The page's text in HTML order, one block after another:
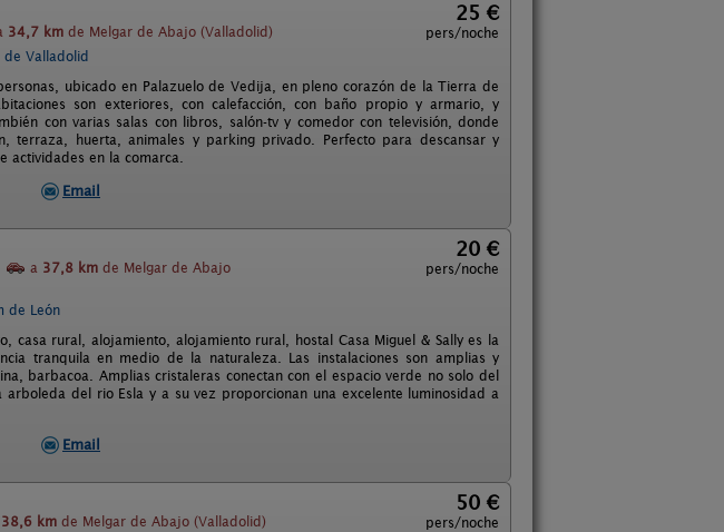
34,7 km de Melgar de Abajo (Valladolid)
25 €
pers/noche
Valladolid
ubicado en Palazuelo de Vedija, en pleno corazón de la Tierra de
son exteriores, con calefacción, con baño propio y armario, y
con varias salas con libros, salón-tv y comedor con televisión, donde
terraza, huerta, animales y parking privado. Perfecto para descansar y
en la comarca.
Email
a 37,8 km de Melgar de Abajo
20 €
pers/noche
de León
casa rural, alojamiento, alojamiento rural, hostal Casa Miguel & Sally es la
tranquila en medio de la naturaleza. Las instalaciones son amplias y
barbacoa. Amplias cristaleras conectan con el espacio verde no solo del
del rio Esla y a su vez proporcionan una excelente luminosidad a
Email
38,6 km de Melgar de Abajo (Valladolid)
50 €
pers/noche